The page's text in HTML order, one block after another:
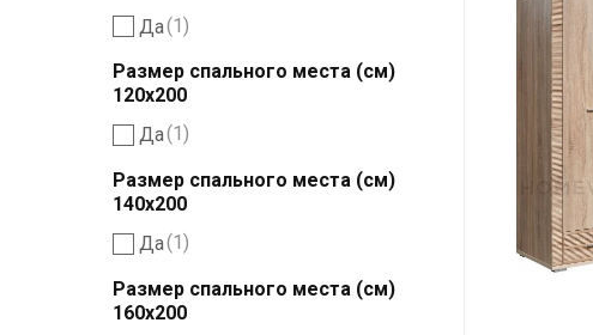
Да(1)
Размер спального места (см)
120х200
Да(1)
Размер спального места (см)
140х200
Да(1)
Размер спального места (см)
160х200